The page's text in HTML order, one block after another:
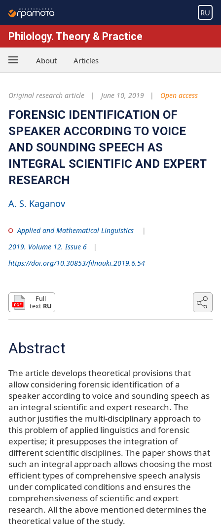
RU
Philology. Theory & Practice
About Articles
Original research article June 10, 2019 Open access
FORENSIC IDENTIFICATION OF
SPEAKER ACCORDING TO VOICE
AND SOUNDING SPEECH AS
INTEGRAL SCIENTIFIC AND EXPERT
RESEARCH
A. S. Kaganov
Applied and Mathematical Linguistics
2019. Volume 12. Issue 6
https://doi.org/10.30853/filnauki.2019.6.54
Full
text RU
Abstract
The article develops theoretical provisions that
allow considering forensic identification of a
speaker according to voice and sounding speech as
an integral scientific and expert research. The
author justifies the multi-disciplinary approach to
this problem of applied linguistics and forensic
expertise; it presupposes the integration of
different scientific disciplines. The paper shows that
such an integral approach allows choosing the most
efficient types of comprehensive speech analysis
under complicated conditions and ensures the
comprehensiveness of scientific and expert
research. All the above mentioned determines the
theoretical value of the study.